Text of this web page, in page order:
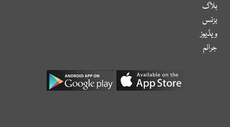
بلاگ
بزنس
ویڈیوز
جرائم